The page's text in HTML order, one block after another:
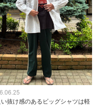
抜け感のあるビッグシャツは軽